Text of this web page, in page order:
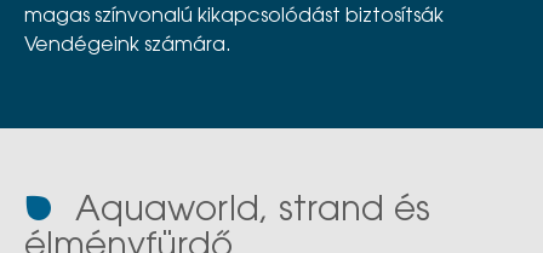
magas színvonalú kikapcsolódást biztosítsák
Vendégeink számára.
Aquaworld, strand és